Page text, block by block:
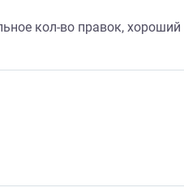
кол-во правок,